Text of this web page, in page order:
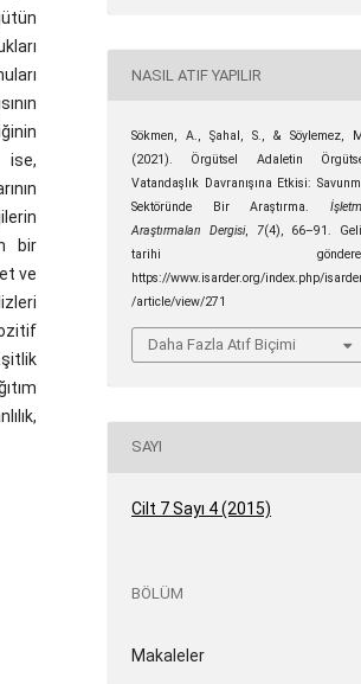
ise,
bir
ve
NASIL ATIF YAPILIR
Sökmen, A., Şahal, S., & Söylemez,
(2021). Örgütsel Adaletin
Vatandaşlık Davranışına Etkisi:
Sektöründe Bir Araştırma.
Araştırmaları Dergisi, 7(4), 66–91.
tarihi
https://www.isarder.org/index.php/
/article/view/271
Daha Fazla Atıf Biçimi
SAYI
Cilt 7 Sayı 4 (2015)
BÖLÜM
Makaleler